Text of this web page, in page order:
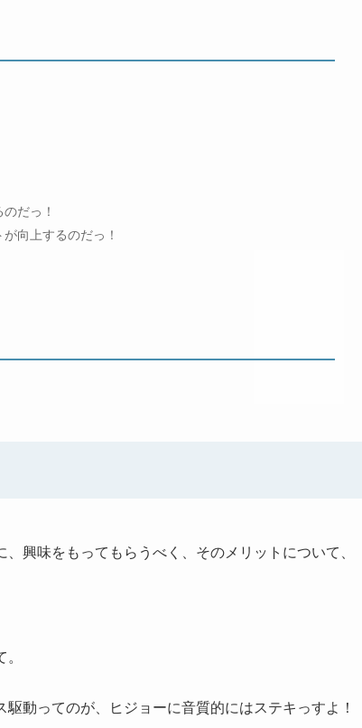
だっ！
向上するのだっ！
興味をもってもらうべく、そのメリットについて、
動ってのが、ヒジョーに音質的にはステキっすよ！